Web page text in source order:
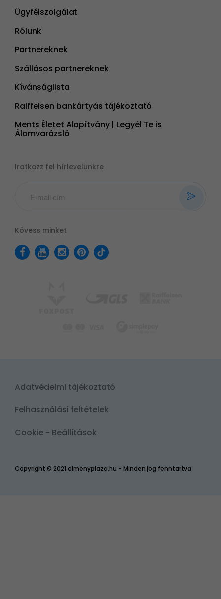
Ügyfélszolgálat
Rólunk
Partnereknek
Szállásos partnereknek
Kívánságlista
Raiffeisen bankártyás tájékoztató
Ments Életet Alapítvány | Legyél Te is
Álomvarázsló
Iratkozz fel hírlevelünkre
Kövess minket
Copyright © 2021 elmenyplaza.hu - Minden jog fenntartva
Adatvédelmi tájékoztató
Felhasználási feltételek
Cookie - Beállítások